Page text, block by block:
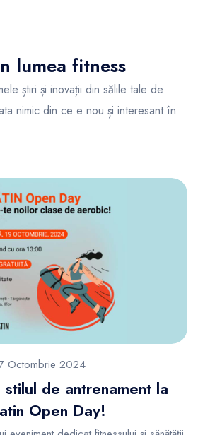
lumea fitness
știri și inovații din sălile tale de
nimic din ce e nou și interesant în
Octombrie 2024
de antrenament la
Open Day!